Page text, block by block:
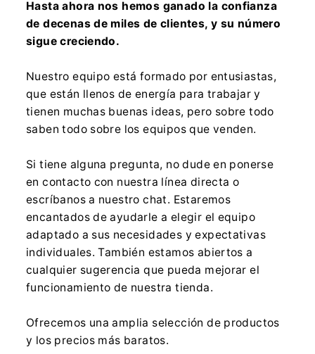
Hasta ahora nos hemos ganado la confianza
de decenas de miles de clientes, y su número
sigue creciendo.
Nuestro equipo está formado por entusiastas,
que están llenos de energía para trabajar y
tienen muchas buenas ideas, pero sobre todo
saben todo sobre los equipos que venden.
Si tiene alguna pregunta, no dude en ponerse
en contacto con nuestra línea directa o
escríbanos a nuestro chat. Estaremos
encantados de ayudarle a elegir el equipo
adaptado a sus necesidades y expectativas
individuales. También estamos abiertos a
cualquier sugerencia que pueda mejorar el
funcionamiento de nuestra tienda.
Ofrecemos una amplia selección de productos
y los precios más baratos.